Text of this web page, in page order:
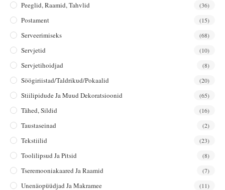
Peeglid, Raamid, Tahvlid (36)
Postament (15)
Serveerimiseks (68)
Servjetid (10)
Servjetihoidjad (8)
Söögiriistad/taldrikud/pokaalid (20)
Stiilipidude Ja Muud Dekoratsioonid (65)
Tähed, Sildid (16)
Taustaseinad (2)
Tekstiilid (23)
Toolilipsud Ja Pitsid (8)
Tseremooniakaared Ja Raamid (7)
Unenäopüüdjad Ja Makramee (11)